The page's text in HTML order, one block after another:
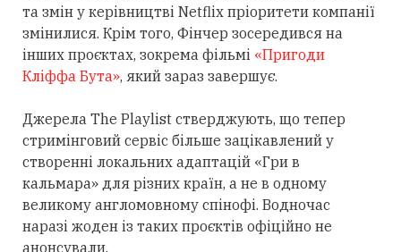
та змін у керівництві Netflix пріоритети компанії
змінилися. Крім того, Фінчер зосередився на
інших проєктах, зокрема фільмі «Пригоди
Кліффа Бута», який зараз завершує.
Джерела The Playlist стверджують, що тепер
стримінговий сервіс більше зацікавлений у
створенні локальних адаптацій «Гри в
кальмара» для різних країн, а не в одному
великому англомовному спінофі. Водночас
наразі жоден із таких проєктів офіційно не
анонсували.